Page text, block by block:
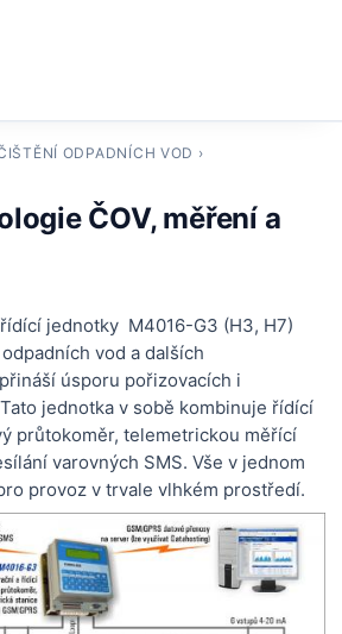
ODPADNÍCH VOD ›
ČOV, měření a
jednotky M4016-G3 (H3, H7)
vod a dalších
úsporu pořizovacích i
jednotka v sobě kombinuje řídící
průtokoměr, telemetrickou měřící
varovných SMS. Vše v jednom
provoz v trvale vlhkém prostředí.